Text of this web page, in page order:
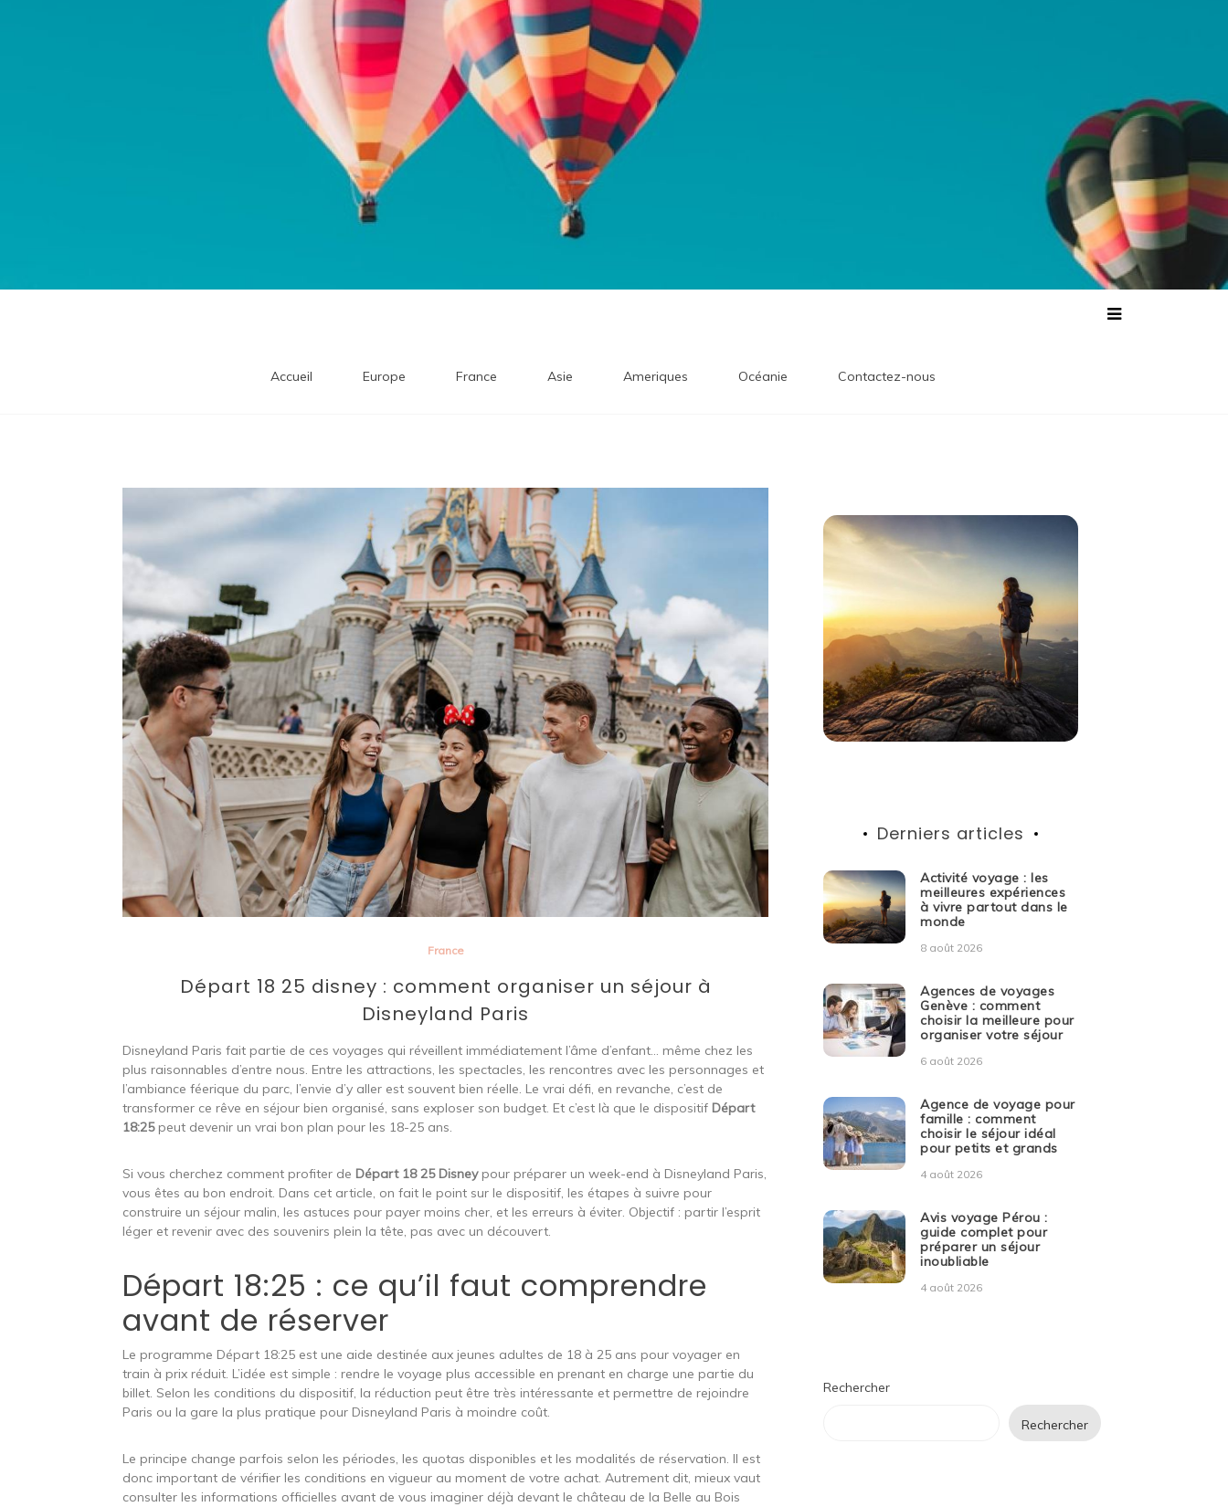
Accueil Europe France Asie Ameriques Océanie Contactez-nous
France
Départ 18 25 disney : comment organiser un séjour à
Disneyland Paris
Disneyland Paris fait partie de ces voyages qui réveillent immédiatement l’âme d’enfant… même chez les
plus raisonnables d’entre nous. Entre les attractions, les spectacles, les rencontres avec les personnages et
l’ambiance féerique du parc, l’envie d’y aller est souvent bien réelle. Le vrai défi, en revanche, c’est de
transformer ce rêve en séjour bien organisé, sans exploser son budget. Et c’est là que le dispositif Départ
18:25peut devenir un vrai bon plan pour les 18-25 ans.
Si vous cherchez comment profiter de Départ 18 25 Disneypour préparer un week-end à Disneyland Paris,
vous êtes au bon endroit. Dans cet article, on fait le point sur le dispositif, les étapes à suivre pour
construire un séjour malin, les astuces pour payer moins cher, et les erreurs à éviter. Objectif : partir l’esprit
léger et revenir avec des souvenirs plein la tête, pas avec un découvert.
Départ 18:25 : ce qu’il faut comprendre
avant de réserver
Le programme Départ 18:25 est une aide destinée aux jeunes adultes de 18 à 25 ans pour voyager en
train à prix réduit. L’idée est simple : rendre le voyage plus accessible en prenant en charge une partie du
billet. Selon les conditions du dispositif, la réduction peut être très intéressante et permettre de rejoindre
Paris ou la gare la plus pratique pour Disneyland Paris à moindre coût.
Le principe change parfois selon les périodes, les quotas disponibles et les modalités de réservation. Il est
donc important de vérifier les conditions en vigueur au moment de votre achat. Autrement dit, mieux vaut
consulter les informations officielles avant de vous imaginer déjà devant le château de la Belle au Bois
Derniers articles
Activité voyage : les
meilleures expériences
à vivre partout dans le
monde
8 août 2026
Agences de voyages
Genève : comment
choisir la meilleure pour
organiser votre séjour
6 août 2026
Agence de voyage pour
famille : comment
choisir le séjour idéal
pour petits et grands
4 août 2026
Avis voyage Pérou :
guide complet pour
préparer un séjour
inoubliable
4 août 2026
Rechercher
Rechercher